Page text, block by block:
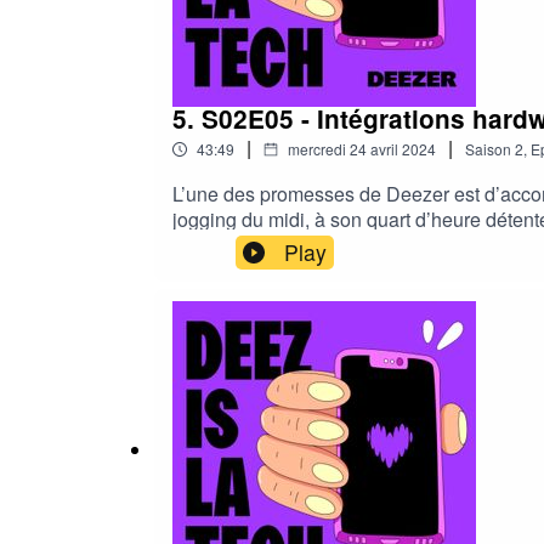
5. S02E05 - Intégrations
43:49 | mercredi 24 avril 2024 | Saison 2,
L’une des promesses de Deezer est
jogging du midi, à son quart d’heure
doit d’être disponible sur divers
gérés ? Comment appréhende-t-on la
toujours là au bon moment, au bon
Nicolas Pinoteau (VP Product &
département Partnership Integration de
opérationnels et contractuels.Animé par
https://medium.com/deezer-
part de vos retours ou idées de sujets
Play